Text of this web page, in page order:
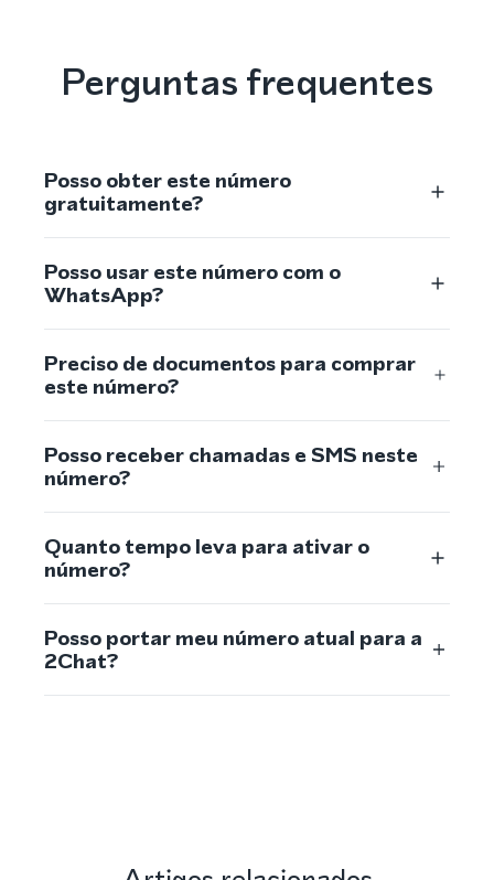
Perguntas frequentes
Posso obter este número
gratuitamente?
Posso usar este número com o
WhatsApp?
Preciso de documentos para comprar
este número?
Posso receber chamadas e SMS neste
número?
Quanto tempo leva para ativar o
número?
Posso portar meu número atual para a
2Chat?